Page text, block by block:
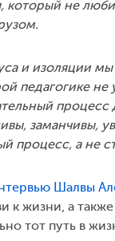
который не
и изоляции
педагогике
заманчивы,
процесс, а не
Шалвы
к жизни, а
тот путь в